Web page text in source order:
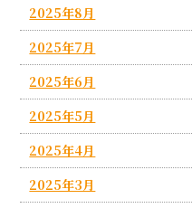
2025年8月
2025年7月
2025年6月
2025年5月
2025年4月
2025年3月